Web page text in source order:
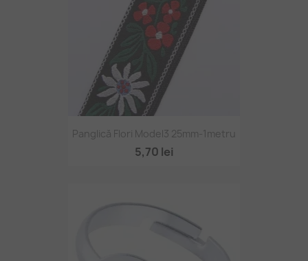
Panglică Flori Model3 25mm-1metru
5,70 lei